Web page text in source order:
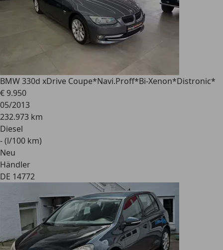
BMW 330d xDrive Coupe*Navi.Proff*Bi-Xenon*Distronic*
€ 9.950
05/2013
232.973 km
Diesel
- (l/100 km)
Neu
Händler
DE 14772